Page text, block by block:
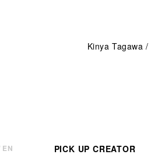
Kinya Tagawa
EN PICK UP CREATOR